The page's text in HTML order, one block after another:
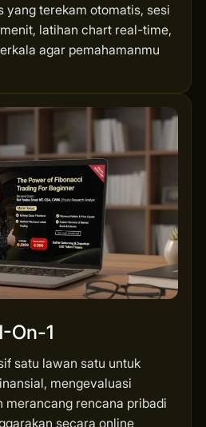
yang terekam otomatis, sesi
latihan chart real-time,
agar pemahamanmu
On-1
satu lawan satu untuk
mengevaluasi
merancang rencana pribadi
secara online